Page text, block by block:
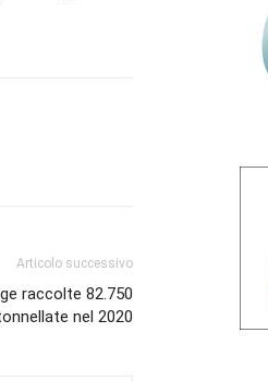
Articolo successivo
raccolte 82.750
nel 2020